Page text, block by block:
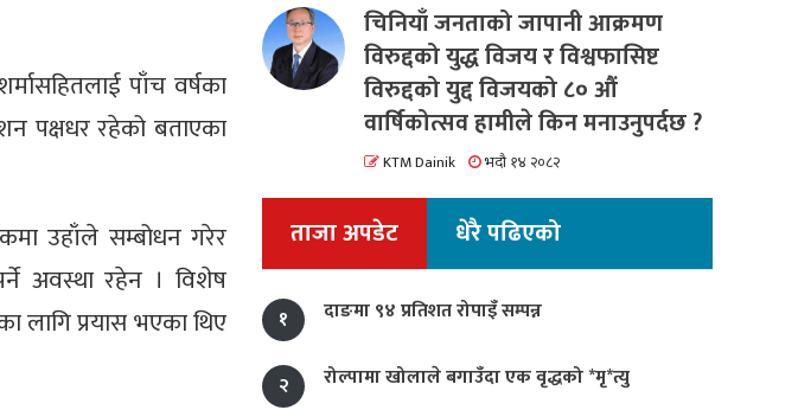
पाँच वर्षका
पक्षधर रहेको बताएका
उहाँले सम्बोधन गरेर
अवस्था रहेन । विशेष
लागि प्रयास भएका थिए
चिनियाँ जनताको जापानी आक्रमण
विरुद्दको युद्ध विजय र विश्वफासिष्ट
विरुद्दको युद्द विजयको ८० औं
वार्षिकोत्सव हामीले किन मनाउनुपर्दछ ?
KTM Dainik भदौ १४ २०८२
ताजा अपडेट धेरै पढिएको
१ दाङमा ९४ प्रतिशत रोपाइँ सम्पन्न
२ रोल्पामा खोलाले बगाउँदा एक वृद्धको *मृ*त्यु